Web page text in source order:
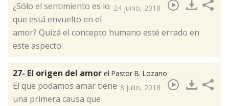
24 junio, 2018
¿Sólo el sentimiento es lo
que está envuelto en el
amor? Quizá el concepto humano esté errado en
este aspecto.​
27- El origen del amor el Pastor B. Lozano
8 julio, 2018
El que podamos amar tiene
una primera causa que